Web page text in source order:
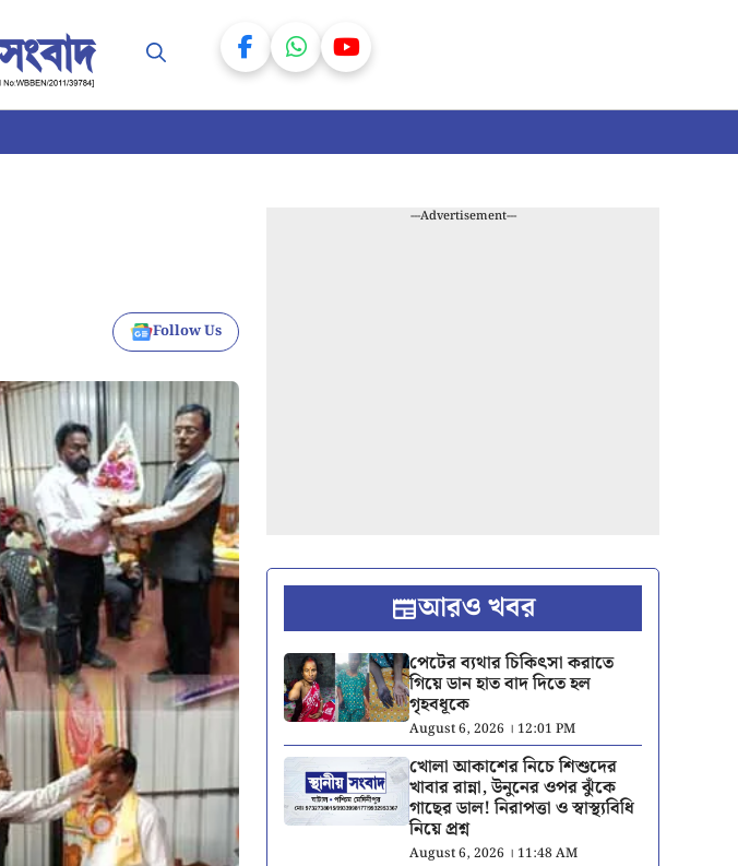
Follow Us
---Advertisement---
আরও খবর
পেটের ব্যথার চিকিৎসা করাতে
গিয়ে ডান হাত বাদ দিতে হল
গৃহবধূকে
August 6, 2026 । 12:01 PM
খোলা আকাশের নিচে শিশুদের
খাবার রান্না, উনুনের ওপর ঝুঁকে
গাছের ডাল! নিরাপত্তা ও স্বাস্থ্যবিধি
নিয়ে প্রশ্ন
August 6, 2026 । 11:48 AM